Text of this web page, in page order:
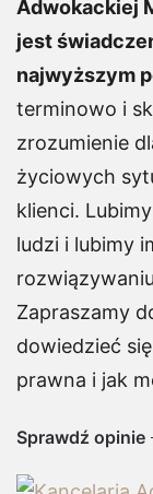
Adwokackiej
jest
najwyższym
terminowo i
zrozumienie
życiowych
klienci.
ludzi i lubimy
Zapraszamy
dowiedzieć
prawna i jak
Sprawdź opinie